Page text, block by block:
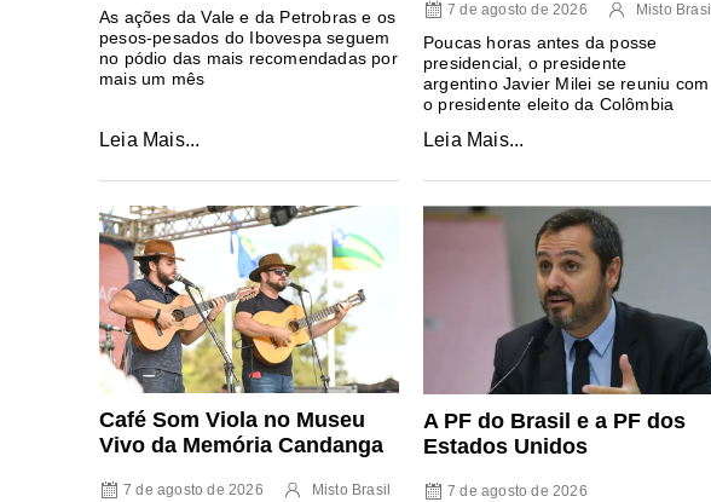
As ações da Vale e da Petrobras e os
pesos-pesados do Ibovespa seguem
no pódio das mais recomendadas por
mais um mês
Leia Mais...
7 de agosto de 2026 Misto Brasil
Poucas horas antes da posse
presidencial, o presidente
argentino Javier Milei se reuniu com
o presidente eleito da Colômbia
Leia Mais...
Café Som Viola no Museu
Vivo da Memória Candanga
7 de agosto de 2026 Misto Brasil
A PF do Brasil e a PF dos
Estados Unidos
7 de agosto de 2026